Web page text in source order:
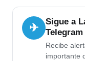
✈
Sigue a
Telegram
Recibe
importante